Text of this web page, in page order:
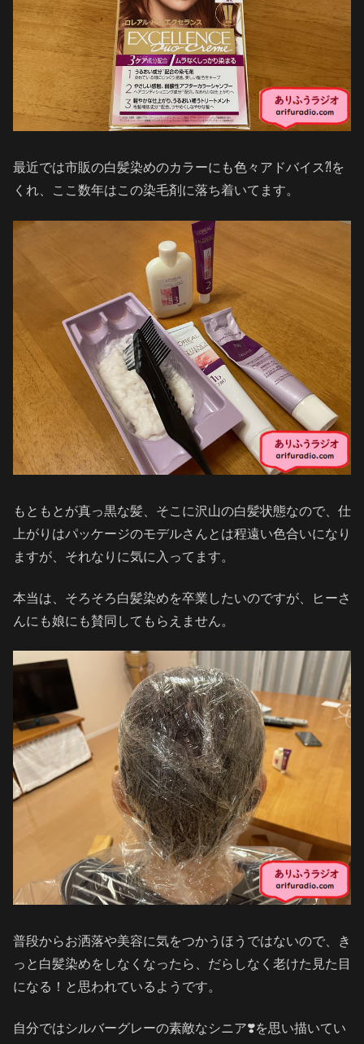
最近では市販の白髪染めのカラーにも色々アドバイス⁈を
くれ、ここ数年はこの染毛剤に落ち着いてます。
もともとが真っ黒な髪、そこに沢山の白髪状態なので、仕
上がりはパッケージのモデルさんとは程遠い色合いになり
ますが、それなりに気に入ってます。
本当は、そろそろ白髪染めを卒業したいのですが、ヒーさ
んにも娘にも賛同してもらえません。
普段からお洒落や美容に気をつかうほうではないので、き
っと白髪染めをしなくなったら、だらしなく老けた見た目
になる！と思われているようです。
自分ではシルバーグレーの素敵なシニア❣️を思い描いてい